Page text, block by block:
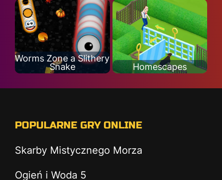
Worms Zone a Slithery
Snake
Homescapes
POPULARNE GRY ONLINE
Skarby Mistycznego Morza
Ogień i Woda 5